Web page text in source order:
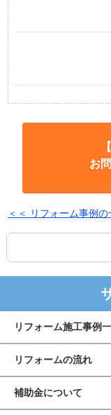
お
＜＜ リフォーム事例
リフォーム施工事例
リフォームの流れ
補助金について